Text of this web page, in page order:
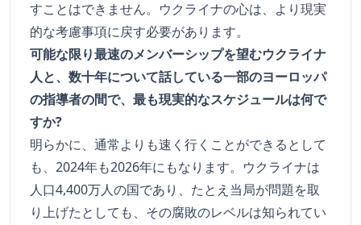
すことはできません。ウクライナの心は、より現実
的な考慮事項に戻す必要があります。
可能な限り最速のメンバーシップを望むウクライナ
人と、数十年について話している一部のヨーロッパ
の指導者の間で、最も現実的なスケジュールは何で
すか?
明らかに、通常よりも速く行くことができるとして
も、2024年も2026年にもなります。ウクライナは
人口4,400万人の国であり、たとえ当局が問題を取
り上げたとしても、その腐敗のレベルは知られてい